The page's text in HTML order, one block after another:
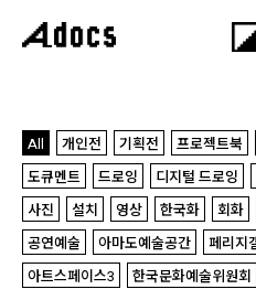
All 개인전 기획전 프로젝트북
도큐멘트
드로잉 디지털 드로잉
사진
설치 영상 한국화 회화
공연예술
아마도예술공간 페리지
아트스페이스3
한국문화예술위원회